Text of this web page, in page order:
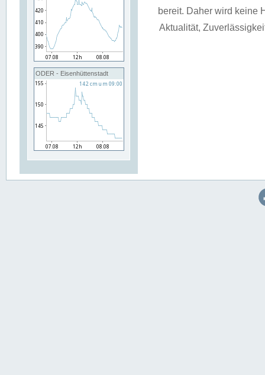
ODER - Eisenhüttenstadt
bereit. Daher wird keine
Aktualität,